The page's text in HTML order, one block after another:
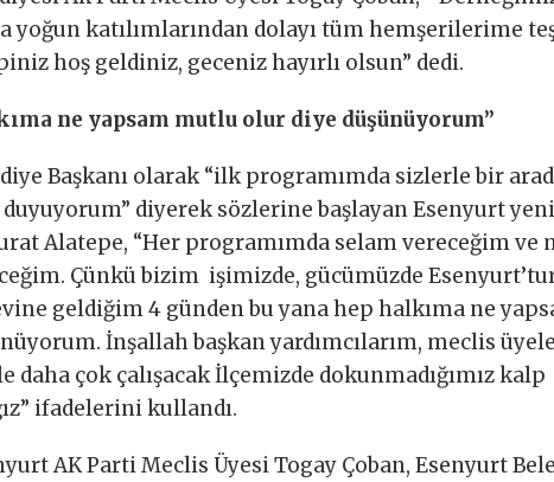
yoğun katılımlarından dolayı tüm hemşerilerime
hoş geldiniz, geceniz hayırlı olsun” dedi.
ne yapsam mutlu olur diye düşünüyorum”
Başkanı olarak “ilk programımda sizlerle bir
diyerek sözlerine başlayan Esenyurt
Alatepe, “Her programımda selam vereceğim ve
Çünkü bizim işimizde, gücümüzde
geldiğim 4 günden bu yana hep halkıma ne
İnşallah başkan yardımcılarım, meclis
daha çok çalışacak İlçemizde dokunmadığımız kalp
ifadelerini kullandı.
AK Parti Meclis Üyesi Togay Çoban, Esenyurt